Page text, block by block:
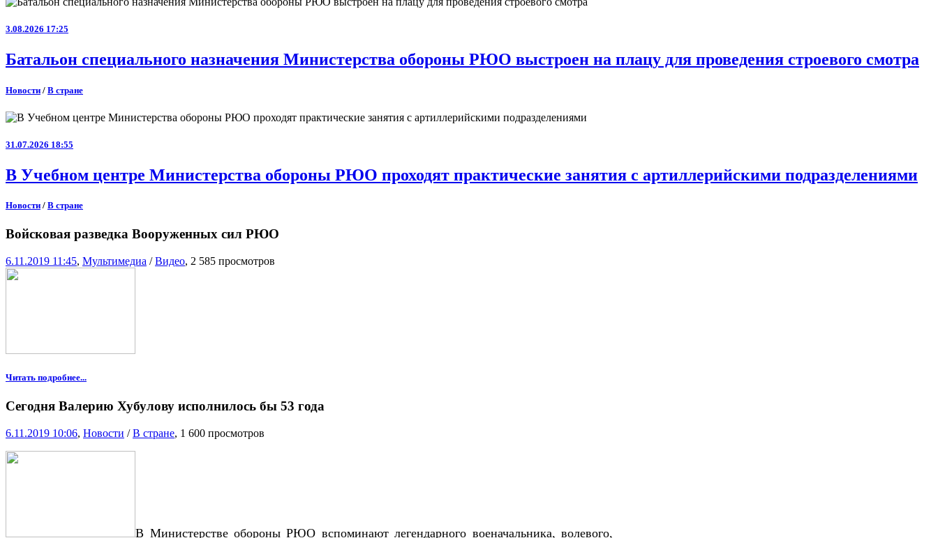
3.08.2026 17:25
Батальон специального назначения Министерства обороны РЮО выстроен на плацу для проведения строевого смотра
Новости / В стране
31.07.2026 18:55
В Учебном центре Министерства обороны РЮО проходят практические занятия с артиллерийскими подразделениями
Новости / В стране
Войсковая разведка Вооруженных сил РЮО
6.11.2019 11:45, Мультимедиа /Видео, 2 585 просмотров
Читать подробнее...
Сегодня Валерию Хубулову исполнилось бы 53 года
6.11.2019 10:06, Новости /В стране, 1 600 просмотров
В Министерстве обороны РЮО вспоминают легендарного военачальника, волевого,